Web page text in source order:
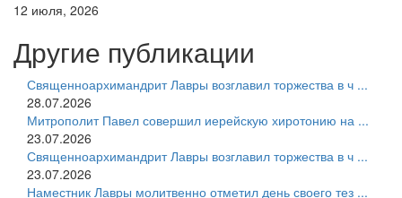
12 июля, 2026
Другие публикации
Священноархимандрит Лавры возглавил торжества в ч ...
28.07.2026
Митрополит Павел совершил иерейскую хиротонию на ...
23.07.2026
Священноархимандрит Лавры возглавил торжества в ч ...
23.07.2026
Наместник Лавры молитвенно отметил день своего тез ...